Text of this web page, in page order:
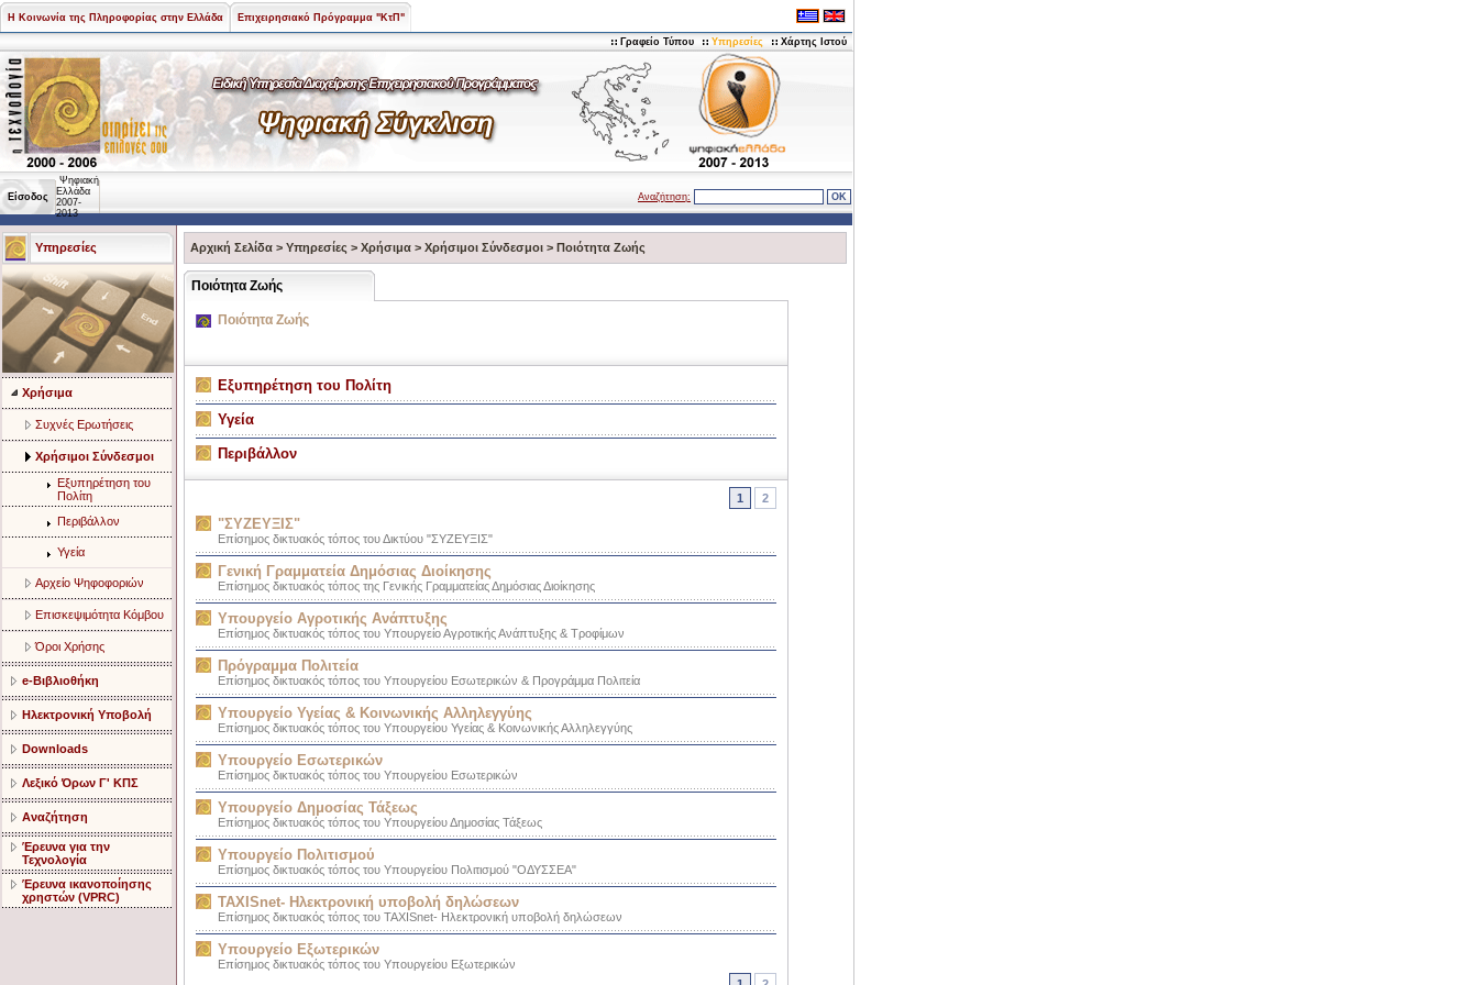
Η Κοινωνία της Πληροφορίας στην Ελλάδα Επιχειρησιακό Πρόγραμμα "ΚτΠ"
Γραφείο Τύπου Υπηρεσίες Χάρτης Ιστού
Είσοδος
Ψηφιακή
Ελλάδα
2007-
2013
Αναζήτηση:
Υπηρεσίες
Χρήσιμα
Συχνές Ερωτήσεις
Χρήσιμοι Σύνδεσμοι
Εξυπηρέτηση του
Πολίτη
Περιβάλλον
Υγεία
Αρχείο Ψηφοφοριών
Επισκεψιμότητα Κόμβου
Όροι Χρήσης
e-Βιβλιοθήκη
Ηλεκτρονική Υποβολή
Downloads
Λεξικό Όρων Γ' ΚΠΣ
Αναζήτηση
Έρευνα για την
Τεχνολογία
Έρευνα ικανοποίησης
χρηστών (VPRC)
Αρχική Σελίδα > Υπηρεσίες > Χρήσιμα > Χρήσιμοι Σύνδεσμοι > Ποιότητα Ζωής
Ποιότητα Ζωής
Ποιότητα Ζωής
Εξυπηρέτηση του Πολίτη
Υγεία
Περιβάλλον
1 2
"ΣΥΖΕΥΞΙΣ"
Επίσημος δικτυακός τόπος του Δικτύου "ΣΥΖΕΥΞΙΣ"
Γενική Γραμματεία Δημόσιας Διοίκησης
Επίσημος δικτυακός τόπος της Γενικής Γραμματείας Δημόσιας Διοίκησης
Υπουργείο Αγροτικής Ανάπτυξης
Επίσημος δικτυακός τόπος του Υπουργείο Αγροτικής Ανάπτυξης & Τροφίμων
Πρόγραμμα Πολιτεία
Επίσημος δικτυακός τόπος του Υπουργείου Εσωτερικών & Προγράμμα Πολιτεία
Υπουργείο Υγείας & Κοινωνικής Αλληλεγγύης
Επίσημος δικτυακός τόπος του Υπουργείου Υγείας & Κοινωνικής Αλληλεγγύης
Υπουργείο Εσωτερικών
Επίσημος δικτυακός τόπος του Υπουργείου Εσωτερικών
Υπουργείο Δημοσίας Τάξεως
Επίσημος δικτυακός τόπος του Υπουργείου Δημοσίας Τάξεως
Υπουργείο Πολιτισμού
Επίσημος δικτυακός τόπος του Υπουργείου Πολιτισμού "ΟΔΥΣΣΕΑ"
TAXISnet- Ηλεκτρονική υποβολή δηλώσεων
Επίσημος δικτυακός τόπος του TAXISnet- Ηλεκτρονική υποβολή δηλώσεων
Υπουργείο Εξωτερικών
Επίσημος δικτυακός τόπος του Υπουργείου Εξωτερικών